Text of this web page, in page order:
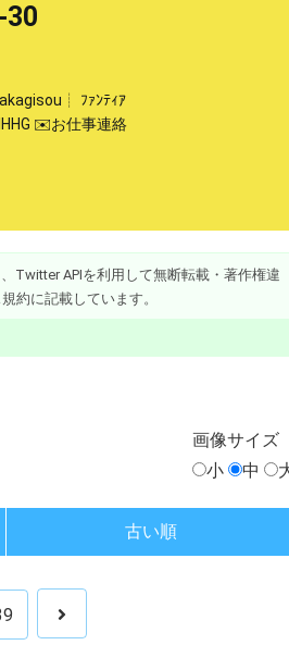
ﾌｧﾝﾃｨｱ
✉️お仕事連絡
Twitter APIを利用して無断転載・著作権違
約に記載しています。
画像サイズ
小
中
古い順